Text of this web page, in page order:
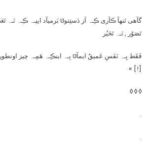
گآهی تَنهآ ڪآری ڪِـہ اَز دَستِتوטּ بَرمیآد اینِـہ ڪِـہ نَـہ
تَصَوُر , نَـہ تَحَیُر
فَقَط یِـہ نَفَسِ عَمیقُ ایمآטּ بِـہ اینڪِـہ هَمِـہ چیز
[!] ×
◊ ◊ ◊
.
.